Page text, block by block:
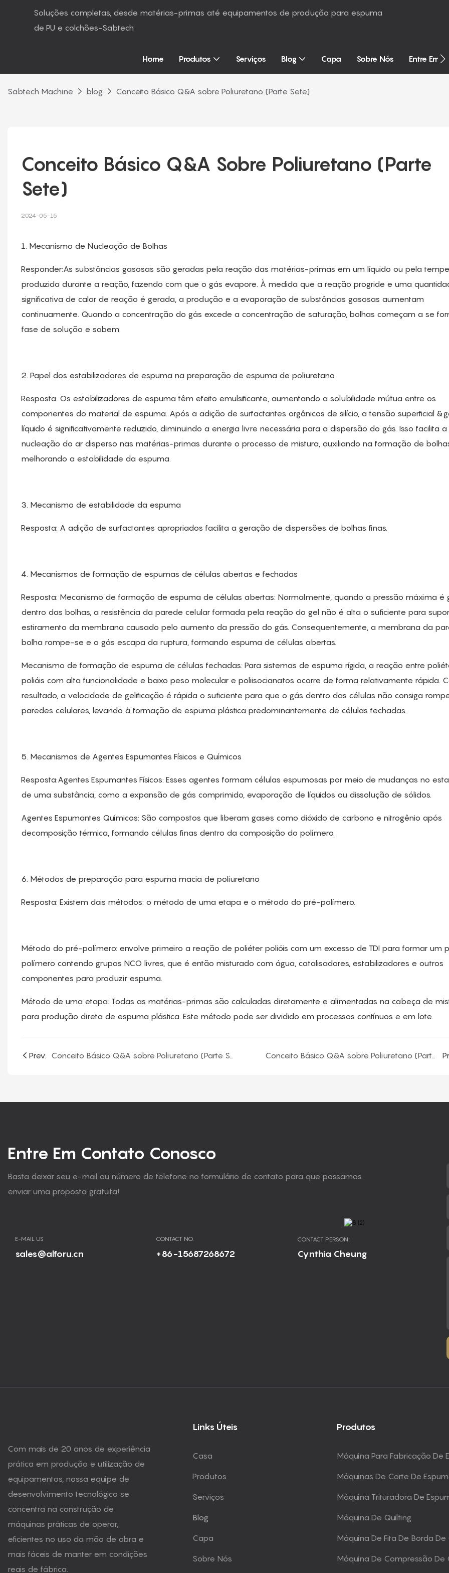
Soluções completas, desde matérias-primas até equipamentos de produção para espuma
de PU e colchões-Sabtech
Home Produtos Serviços Blog Capa Sobre Nós Entre Em
Sabtech Machine blog Conceito Básico Q&A sobre Poliuretano (Parte Sete)
Conceito Básico Q&A Sobre Poliuretano (Parte
Sete)
2024-05-15
1. Mecanismo de Nucleação de Bolhas
Responder:As substâncias gasosas são geradas pela reação das matérias-primas em um líquido ou pela
produzida durante a reação, fazendo com que o gás evapore. À medida que a reação progride e uma
significativa de calor de reação é gerada, a produção e a evaporação de substâncias gasosas aumentam
continuamente. Quando a concentração do gás excede a concentração de saturação, bolhas começam a se
fase de solução e sobem.
2. Papel dos estabilizadores de espuma na preparação de espuma de poliuretano
Resposta: Os estabilizadores de espuma têm efeito emulsificante, aumentando a solubilidade mútua entre os
componentes do material de espuma. Após a adição de surfactantes orgânicos de silício, a tensão superficial
líquido é significativamente reduzido, diminuindo a energia livre necessária para a dispersão do gás. Isso facilita a
nucleação do ar disperso nas matérias-primas durante o processo de mistura, auxiliando na formação de
melhorando a estabilidade da espuma.
3. Mecanismo de estabilidade da espuma
Resposta: A adição de surfactantes apropriados facilita a geração de dispersões de bolhas finas.
4. Mecanismos de formação de espumas de células abertas e fechadas
Resposta: Mecanismo de formação de espuma de células abertas: Normalmente, quando a pressão máxima é
dentro das bolhas, a resistência da parede celular formada pela reação do gel não é alta o suficiente para
estiramento da membrana causado pelo aumento da pressão do gás. Consequentemente, a membrana da
bolha rompe-se e o gás escapa da ruptura, formando espuma de células abertas.
Mecanismo de formação de espuma de células fechadas: Para sistemas de espuma rígida, a reação entre
polióis com alta funcionalidade e baixo peso molecular e poliisocianatos ocorre de forma relativamente rápida.
resultado, a velocidade de gelificação é rápida o suficiente para que o gás dentro das células não consiga
paredes celulares, levando à formação de espuma plástica predominantemente de células fechadas.
5. Mecanismos de Agentes Espumantes Físicos e Químicos
Resposta:Agentes Espumantes Físicos: Esses agentes formam células espumosas por meio de mudanças no
de uma substância, como a expansão de gás comprimido, evaporação de líquidos ou dissolução de sólidos.
Agentes Espumantes Químicos: São compostos que liberam gases como dióxido de carbono e nitrogênio após
decomposição térmica, formando células finas dentro da composição do polímero.
6. Métodos de preparação para espuma macia de poliuretano
Resposta: Existem dois métodos: o método de uma etapa e o método do pré-polímero.
Método do pré-polímero: envolve primeiro a reação de poliéter polióis com um excesso de TDI para formar um
polímero contendo grupos NCO livres, que é então misturado com água, catalisadores, estabilizadores e outros
componentes para produzir espuma.
Método de uma etapa: Todas as matérias-primas são calculadas diretamente e alimentadas na cabeça de
para produção direta de espuma plástica. Este método pode ser dividido em processos contínuos e em lote.
Prev. Conceito Básico Q&A sobre Poliuretano (Parte Seis) Conceito Básico Q&A sobre Poliuretano (Parte Oito)
Entre Em Contato Conosco
Basta deixar seu e-mail ou número de telefone no formulário de contato para que possamos
enviar uma proposta gratuita!
E-MAIL US
sales@alforu.cn
CONTACT NO.
+86-15687268672
CONTACT PERSON:
Cynthia Cheung
Com mais de 20 anos de experiência
prática em produção e utilização de
equipamentos, nossa equipe de
desenvolvimento tecnológico se
concentra na construção de
máquinas práticas de operar,
eficientes no uso da mão de obra e
mais fáceis de manter em condições
reais de fábrica.
Links Úteis
Casa
Produtos
Serviços
Blog
Capa
Sobre Nós
Produtos
Máquina Para Fabricação De
Máquinas De Corte De
Máquina Trituradora De
Máquina De Quilting
Máquina De Fita De Borda De
Máquina De Compressão De